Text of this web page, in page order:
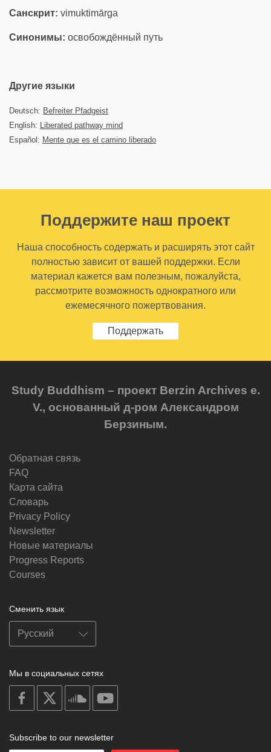
Санскрит: vimuktimārga
Синонимы: освобождённый путь
Другие языки
Deutsch: Befreiter Pfadgeist
English: Liberated pathway mind
Español: Mente que es el camino liberado
Поддержите наш проект
Наша способность содержать и расширять этот сайт
полностью зависит от вашей поддержки. Если
материал кажется вам полезным, пожалуйста,
рассмотрите возможность однократного или
ежемесячного пожертвования.
Поддержать
Study Buddhism – проект Berzin Archives e.
V., основанный д-ром Александром
Берзиным.
Обратная связь
FAQ
Карта сайта
Словарь
Privacy Policy
Newsletter
Новые материалы
Progress Reports
Courses
Сменить язык
Мы в социальных сетях
on
facebook
soundcloud
Subscribe to our newsletter